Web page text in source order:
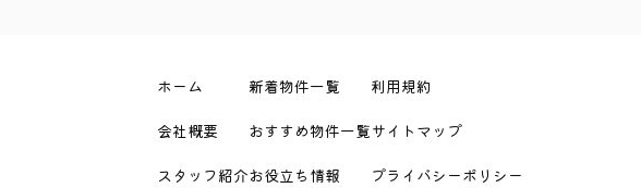
ホーム
会社概要
スタッフ紹介
新着物件一覧
おすすめ物件一覧
お役立ち情報
利用規約
サイトマップ
プライバシーポリシー